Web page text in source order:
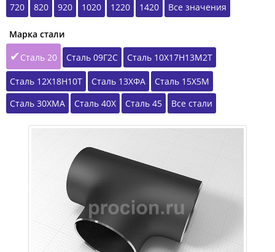
720
820 920 1020 1220 1420 Все значения
Марка стали
Сталь 20
Сталь 09Г2С Сталь 10Х17Н13М2Т
Сталь 12Х18Н10Т Сталь 13ХФА
Сталь 15Х5М
Сталь 30ХМА
Сталь 40Х Сталь 45 Все стали